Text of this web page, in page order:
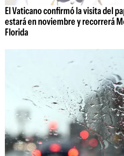
El Vaticano confirmó la visita del
estará en noviembre y recorrerá
Florida